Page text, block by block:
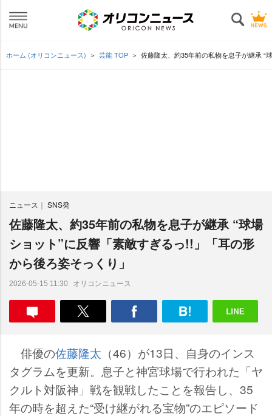
ホーム (オリコンニュース) 芸能 TOP 佐藤隆太、約35年前の私物を息子が継承 “
ニュース SNS発
佐藤隆太、約35年前の私物を息子が継承 “球場
ショット”に反響「素敵すぎるっ!!」「耳の形
から後ろ姿そっくり」
2026-05-15 11:30 オリコンニュース
俳優の佐藤隆太 （46）が13日、自身のインス
タグラムを更新。息子と神宮球場で行われた「ヤ
クルト対阪神」戦を観戦したことを報告し、35
年の時を超えた“受け継がれる宝物”のエピソード